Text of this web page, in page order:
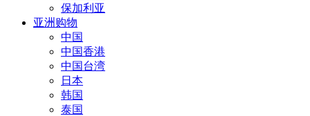
保加利亚
亚洲购物
中国
中国香港
中国台湾
日本
韩国
泰国